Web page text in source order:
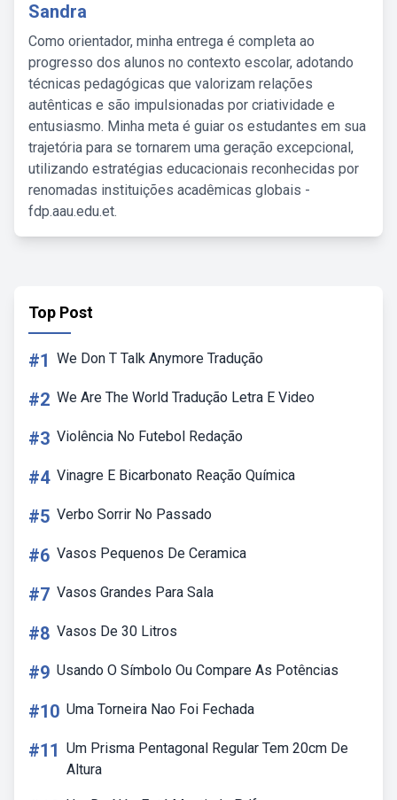
Sandra
Como orientador, minha entrega é completa ao
progresso dos alunos no contexto escolar, adotando
técnicas pedagógicas que valorizam relações
autênticas e são impulsionadas por criatividade e
entusiasmo. Minha meta é guiar os estudantes em sua
trajetória para se tornarem uma geração excepcional,
utilizando estratégias educacionais reconhecidas por
renomadas instituições acadêmicas globais -
fdp.aau.edu.et.
Top Post
#1 We Don T Talk Anymore Tradução
#2 We Are The World Tradução Letra E Video
#3 Violência No Futebol Redação
#4 Vinagre E Bicarbonato Reação Química
#5 Verbo Sorrir No Passado
#6 Vasos Pequenos De Ceramica
#7 Vasos Grandes Para Sala
#8 Vasos De 30 Litros
#9 Usando O Símbolo Ou Compare As Potências
#10 Uma Torneira Nao Foi Fechada
#11 Um Prisma Pentagonal Regular Tem 20cm De
Altura